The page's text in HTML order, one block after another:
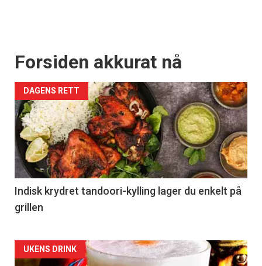
Forsiden akkurat nå
DAGENS RETT
Indisk krydret tandoori-kylling lager du enkelt på
grillen
Forsiden
UKENS DRINK